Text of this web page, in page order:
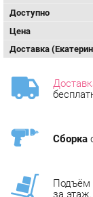
Доставка
Сборкас
Подъём
ТЭГИ